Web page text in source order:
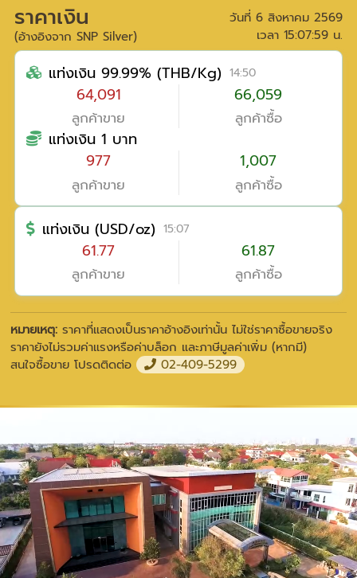
ราคาเงิน
(อ้างอิงจาก SNP Silver)
วันที่ 6 สิงหาคม 2569
เวลา 15:07:59น.
แท่งเงิน 99.99% (THB/Kg) 14:50
64,091
ลูกค้าขาย
66,059
ลูกค้าซื้อ
แท่งเงิน 1 บาท
977
ลูกค้าขาย
1,007
ลูกค้าซื้อ
แท่งเงิน (USD/oz) 15:07
61.77
ลูกค้าขาย
61.87
ลูกค้าซื้อ
หมายเหตุ:ราคาที่แสดงเป็นราคาอ้างอิงเท่านั้น ไม่ใช่ราคาซื้อขายจริง
ราคายังไม่รวมค่าแรงหรือค่าบล็อก และภาษีมูลค่าเพิ่ม (หากมี)
สนใจซื้อขาย โปรดติดต่อ
02-409-5299